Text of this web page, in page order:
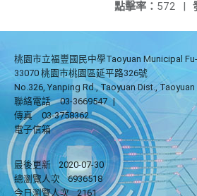
點擊率： 572 |
桃園市立福豐國民中學Taoyuan Municipal
33070 桃園市桃園區延平路326號
No.326, Yanping Rd., Taoyuan Dist., Taoyuan
聯絡電話
03-3669547 |
傳真
03-3758362
電子信箱
最後更新
2020-07-30
總瀏覽人次
6936518
今日瀏覽人次
2161